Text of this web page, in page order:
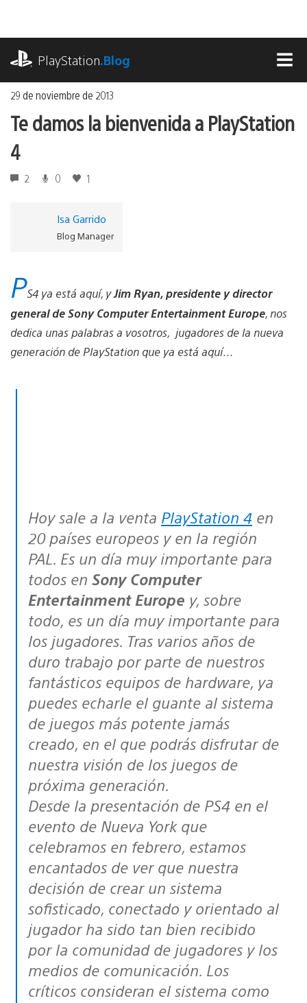
contenido
PlayStation.Blog
29 de noviembre de 2013
Te damos la bienvenida a PlayStation
4
2 0 1
Isa Garrido
Blog Manager
PS4 ya está aquí, yJim Ryan, presidente y director
general de Sony Computer Entertainment Europe, nos
dedica unas palabras a vosotros, jugadores de la nueva
generación de PlayStation que ya está aquí…
Hoy sale a la venta PlayStation 4 en
20 países europeos y en la región
PAL. Es un día muy importante para
todos en Sony Computer
Entertainment Europe y, sobre
todo, es un día muy importante para
los jugadores. Tras varios años de
duro trabajo por parte de nuestros
fantásticos equipos de hardware, ya
puedes echarle el guante al sistema
de juegos más potente jamás
creado, en el que podrás disfrutar de
nuestra visión de los juegos de
próxima generación.
Desde la presentación de PS4 en el
evento de Nueva York que
celebramos en febrero, estamos
encantados de ver que nuestra
decisión de crear un sistema
sofisticado, conectado y orientado al
jugador ha sido tan bien recibido
por la comunidad de jugadores y los
medios de comunicación. Los
críticos consideran el sistema como